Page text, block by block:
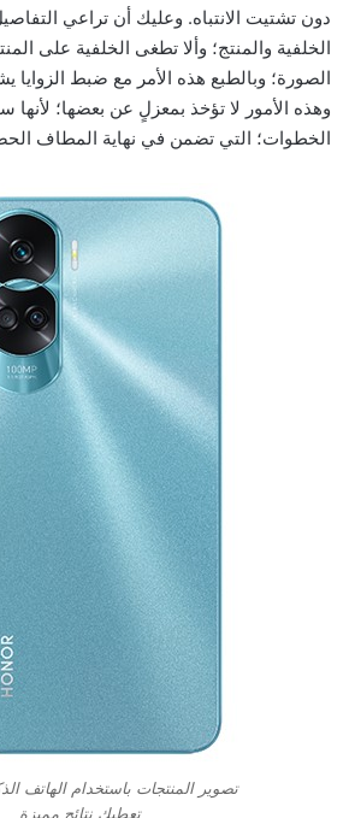
دون تشتيت الانتباه. وعليك أن تراعي
الخلفية والمنتج؛ وألا تطغى الخلفية على
الصورة؛ وبالطبع هذه الأمر مع ضبط الزوايا
وهذه الأمور لا تؤخذ بمعزلٍ عن بعضها؛ لأنها
الخطوات؛ التي تضمن في نهاية المطاف
تصوير المنتجات باستخدام الهاتف
تعطيك نتائج مميزة